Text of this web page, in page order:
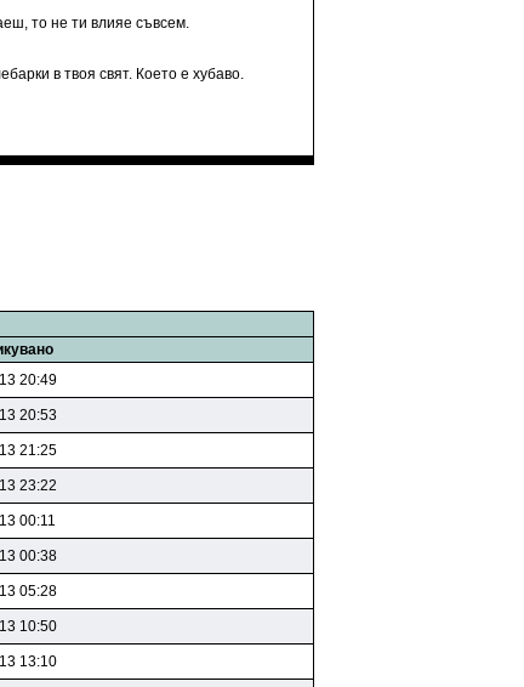
то не ти влияе съвсем.
в твоя свят. Което е хубаво.
20:49
20:53
21:25
23:22
00:11
00:38
05:28
10:50
13:10